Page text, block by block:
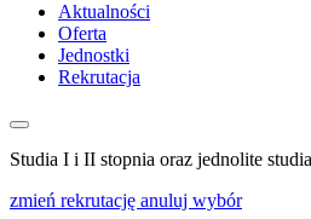
Aktualności
Oferta
Jednostki
Rekrutacja
Studia I i II stopnia oraz jednolite
zmień rekrutację anuluj wybór